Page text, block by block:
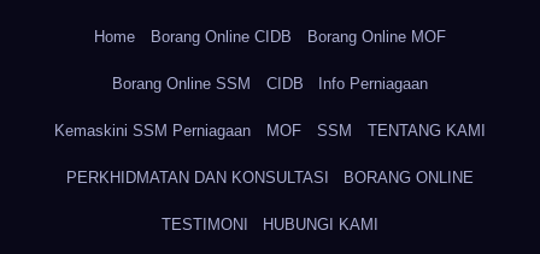
Home Borang Online CIDB Borang Online MOF
Borang Online SSM CIDB Info Perniagaan
Kemaskini SSM Perniagaan MOF SSM TENTANG KAMI
PERKHIDMATAN DAN KONSULTASI BORANG ONLINE
TESTIMONI HUBUNGI KAMI